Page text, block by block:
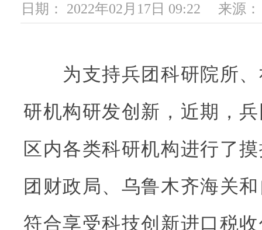
日期： 2022年02月17日 09:22 来源
为支持兵团科研院所、
研机构研发创新，近期，
区内各类科研机构进行了
团财政局、乌鲁木齐海关
符合享受科技创新进口税